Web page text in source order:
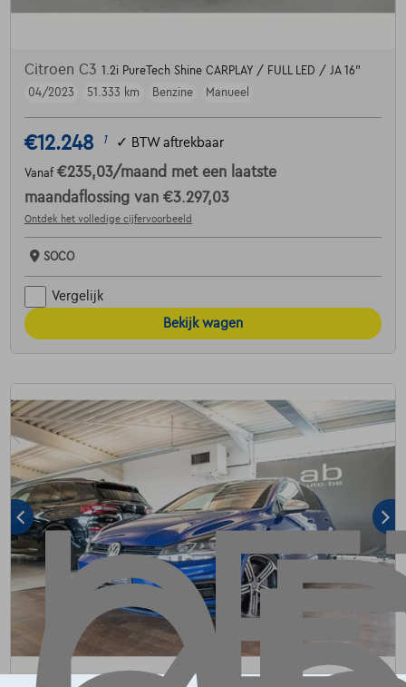
Citroen C3 1.2i PureTech Shine CARPLAY / FULL LED / JA 16"
04/2023
51.333 km Benzine Manueel
€12.248 1 ✓ BTW aftrekbaar
Vanaf €235,03/maand met een laatste
maandaflossing van €3.297,03
Ontdek het volledige cijfervoorbeeld
SOCO
Vergelijk
Bekijk wagen